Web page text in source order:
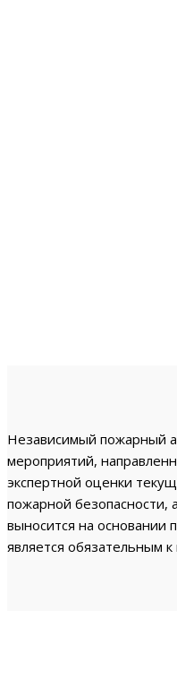
Независимый пожарный
мероприятий,
экспертной оценки
пожарной безопасности,
выносится на основании
является обязательным